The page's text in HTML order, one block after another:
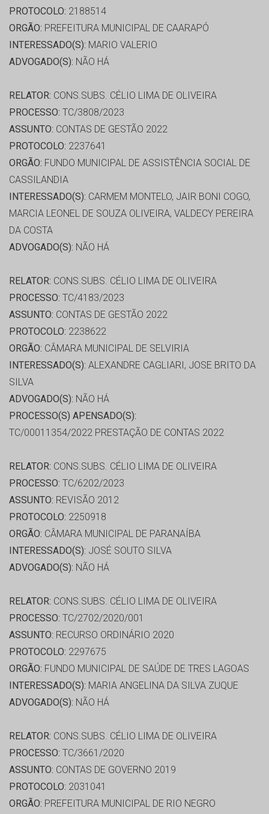
PROTOCOLO: 2188514
ORGÃO: PREFEITURA MUNICIPAL DE CAARAPÓ
INTERESSADO(S): MARIO VALERIO
ADVOGADO(S): NÃO HÁ
RELATOR: CONS.SUBS. CÉLIO LIMA DE OLIVEIRA
PROCESSO: TC/3808/2023
ASSUNTO: CONTAS DE GESTÃO 2022
PROTOCOLO: 2237641
ORGÃO: FUNDO MUNICIPAL DE ASSISTÊNCIA SOCIAL DE
CASSILANDIA
INTERESSADO(S): CARMEM MONTELO, JAIR BONI COGO,
MARCIA LEONEL DE SOUZA OLIVEIRA, VALDECY PEREIRA
DA COSTA
ADVOGADO(S): NÃO HÁ
RELATOR: CONS.SUBS. CÉLIO LIMA DE OLIVEIRA
PROCESSO: TC/4183/2023
ASSUNTO: CONTAS DE GESTÃO 2022
PROTOCOLO: 2238622
ORGÃO: CÂMARA MUNICIPAL DE SELVIRIA
INTERESSADO(S): ALEXANDRE CAGLIARI, JOSE BRITO DA
SILVA
ADVOGADO(S): NÃO HÁ
PROCESSO(S) APENSADO(S):
TC/00011354/2022 PRESTAÇÃO DE CONTAS 2022
RELATOR: CONS.SUBS. CÉLIO LIMA DE OLIVEIRA
PROCESSO: TC/6202/2023
ASSUNTO: REVISÃO 2012
PROTOCOLO: 2250918
ORGÃO: CÂMARA MUNICIPAL DE PARANAÍBA
INTERESSADO(S): JOSÉ SOUTO SILVA
ADVOGADO(S): NÃO HÁ
RELATOR: CONS.SUBS. CÉLIO LIMA DE OLIVEIRA
PROCESSO: TC/2702/2020/001
ASSUNTO: RECURSO ORDINÁRIO 2020
PROTOCOLO: 2297675
ORGÃO: FUNDO MUNICIPAL DE SAÚDE DE TRES LAGOAS
INTERESSADO(S): MARIA ANGELINA DA SILVA ZUQUE
ADVOGADO(S): NÃO HÁ
RELATOR: CONS.SUBS. CÉLIO LIMA DE OLIVEIRA
PROCESSO: TC/3661/2020
ASSUNTO: CONTAS DE GOVERNO 2019
PROTOCOLO: 2031041
ORGÃO: PREFEITURA MUNICIPAL DE RIO NEGRO